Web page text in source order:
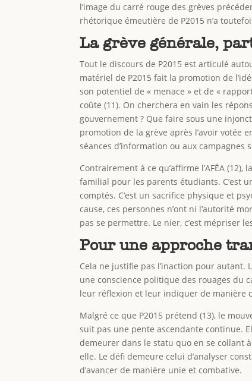
l’image du carré rouge des grèves
rhétorique émeutière de P2015 n’a
La grève générale,
Tout le discours de P2015 est articulé
matériel de P2015 fait la promotion de
son potentiel de « menace » et de «
coûte (11). On cherchera en vain les
gouvernement ? Que faire sous une
promotion de la grève après l’avoir votée
séances d’information ou aux campagnes
Contrairement à ce qu’affirme l’AFÉA
familial pour les parents étudiants. C’est
comptés. C’est un sacrifice physique et
cause, ces personnes n’ont ni l’autorité
pas se permettre. Le nier, c’est mépriser
Pour une approche
Cela ne justifie pas l’inaction pour
une conscience politique des rouages du
leur réflexion et leur indiquer de manière
Malgré ce que P2015 prétend (13), le
suit pas une pente ascendante continue.
demeurer dans le statu quo en se collant
elle. Le défi demeure celui d’analyser
d’avancer de manière unie et combative.